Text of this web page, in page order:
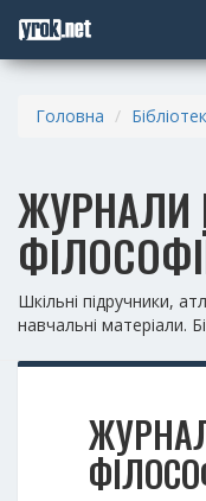
Головна
ЖУРНАЛИ
Шкільні підручники,
навчальні матеріали.